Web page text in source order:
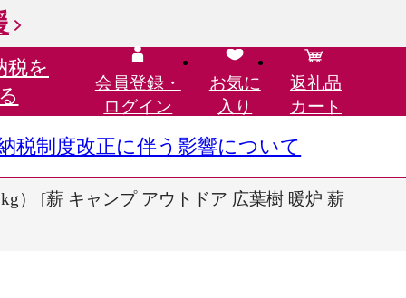
税を
会員登録・
ログイン
お気に
入り
返礼品
カート
税制度改正に伴う影響について
） [薪 キャンプ アウトドア 広葉樹 暖炉 薪